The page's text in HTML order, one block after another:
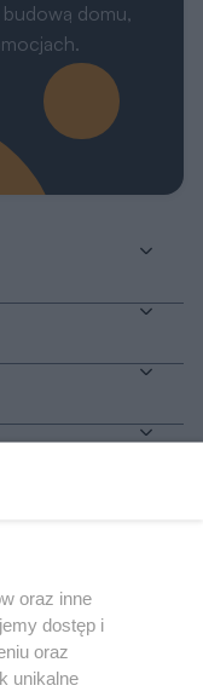
domu,
oraz inne
dostęp i
oraz
unikalne